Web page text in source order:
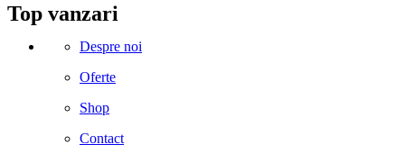
Facebook
Instagram
Linkedin
Snapchat
Tik-
tok
Telegram
Top vanzari
Despre noi
Oferte
Shop
Contact